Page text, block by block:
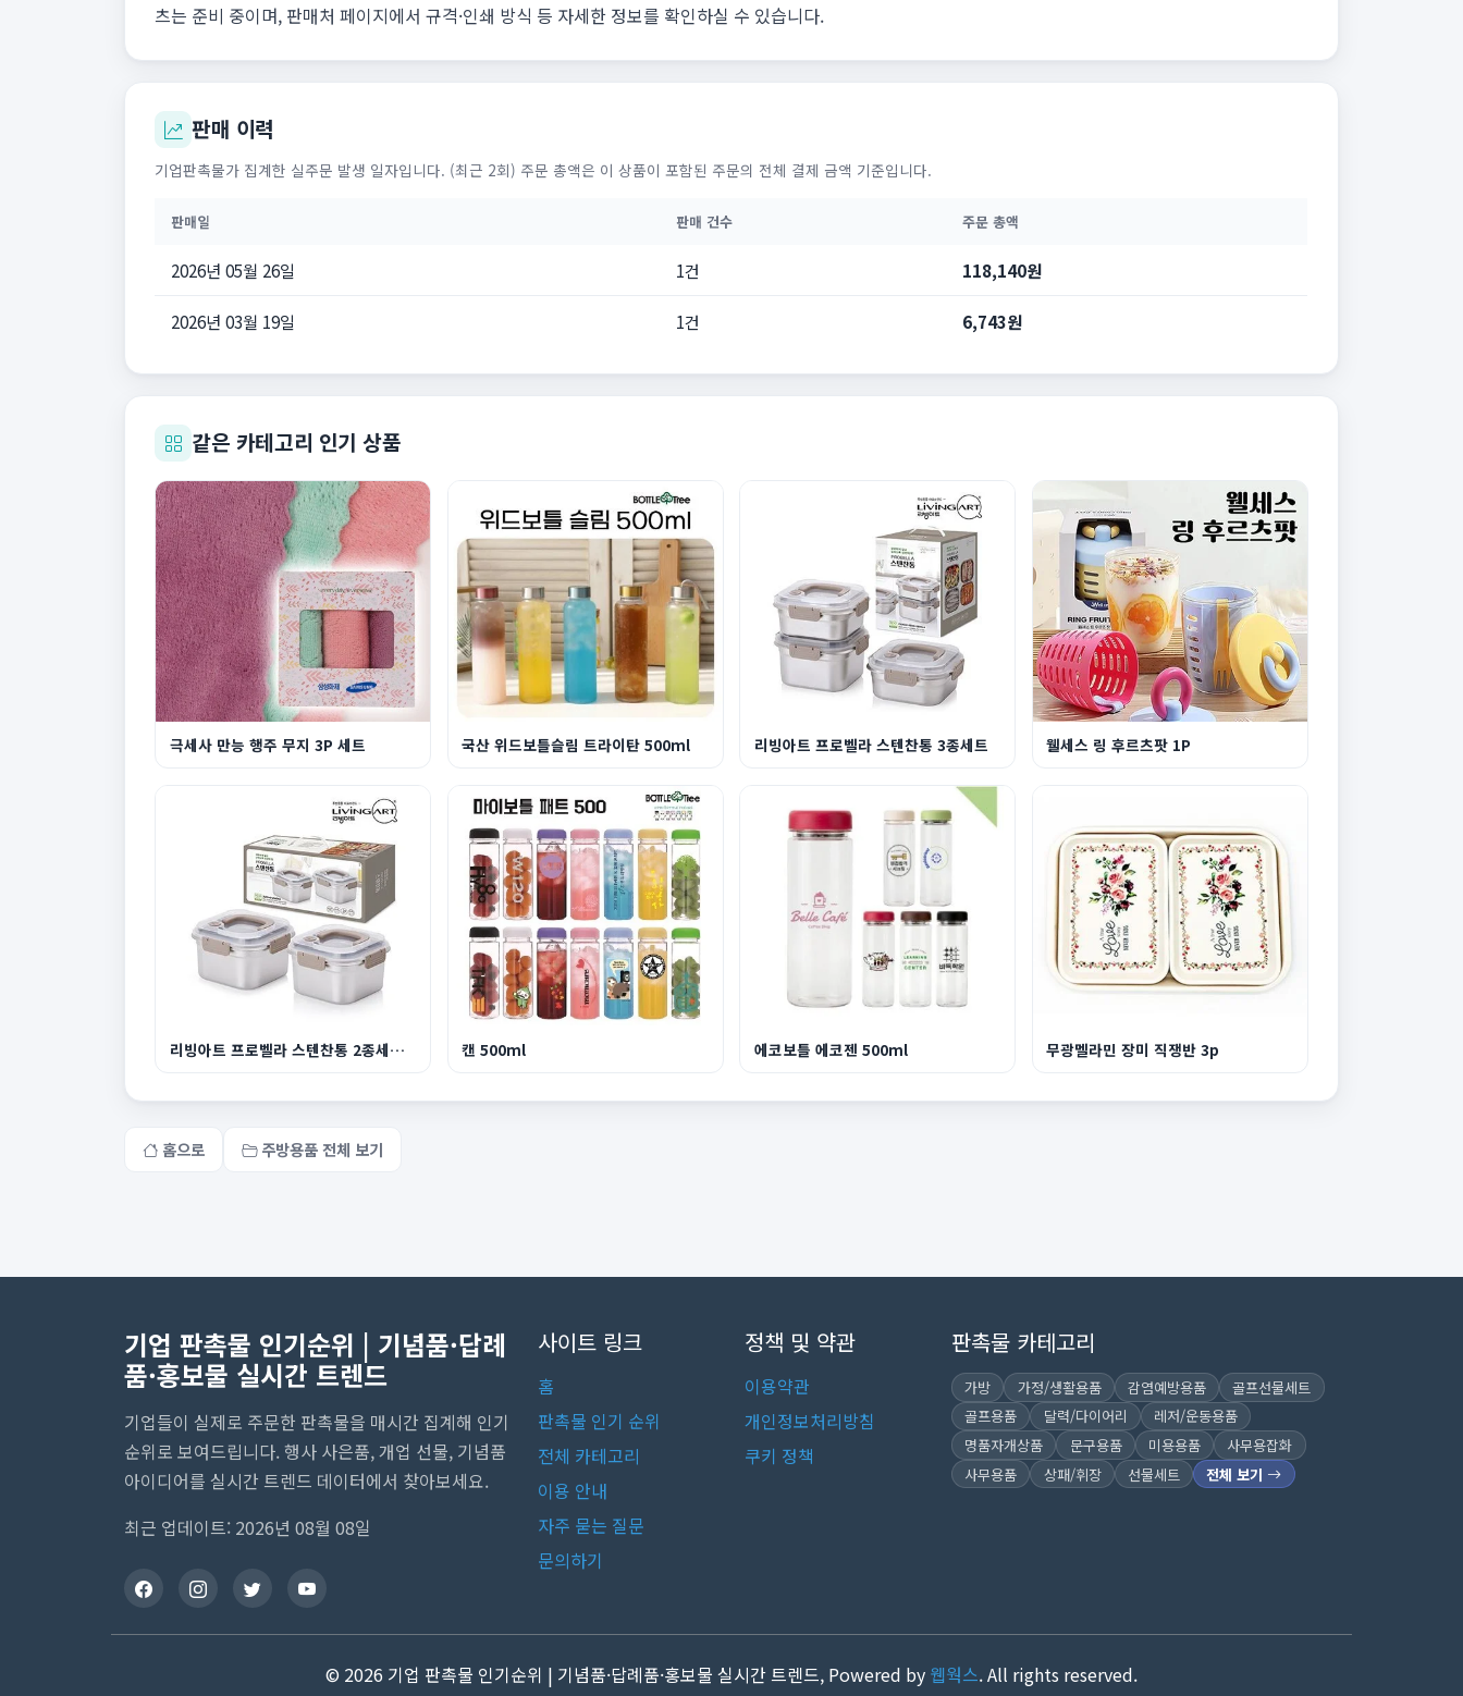
츠는 준비 중이며, 판매처 페이지에서 규격·인쇄 방식 등 자세한 정보를 확인하실 수 있습니다.
판매 이력
기업판촉물가 집계한 실주문 발생 일자입니다. (최근 2회) 주문 총액은 이 상품이 포함된 주문의 전체 결제 금액 기준입니다.
판매일 판매 건수 주문 총액
2026년 05월 26일 1건 118,140원
2026년 03월 19일 1건 6,743원
같은 카테고리 인기 상품
극세사 만능 행주 무지 3P 세트 국산 위드보틀슬림 트라이탄 500ml 리빙아트 프로벨라 스텐찬통 3종세트 웰세스 링 후르츠팟 1P
리빙아트 프로벨라 스텐찬통 2종세트 2500ml 캔 500ml 에코보틀 에코젠 500ml 무광멜라민 장미 직쟁반 3p
홈으로 주방용품 전체 보기
기업 판촉물 인기순위 | 기념품·답례
품·홍보물 실시간 트렌드
기업들이 실제로 주문한 판촉물을 매시간 집계해 인기
순위로 보여드립니다. 행사 사은품, 개업 선물, 기념품
아이디어를 실시간 트렌드 데이터에서 찾아보세요.
최근 업데이트: 2026년 08월 08일
사이트 링크
홈
판촉물 인기 순위
전체 카테고리
이용 안내
자주 묻는 질문
문의하기
정책 및 약관
이용약관
개인정보처리방침
쿠키 정책
판촉물 카테고리
가방 가정/생활용품 감염예방용품
골프선물세트
골프용품
달력/다이어리
레저/운동용품
명품자개상품
문구용품 미용용품
사무용잡화
사무용품
상패/휘장 선물세트 전체 보기
© 2026 기업 판촉물 인기순위 | 기념품·답례품·홍보물 실시간 트렌드, Powered by 웹웍스. All rights reserved.